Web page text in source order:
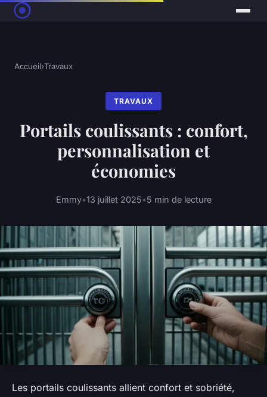
Accueil›Travaux
TRAVAUX
Portails coulissants : confort,
personnalisation et
économies
Emmy•13 juillet 2025•5 min de lecture
Les portails coulissants allient confort et sobriété,